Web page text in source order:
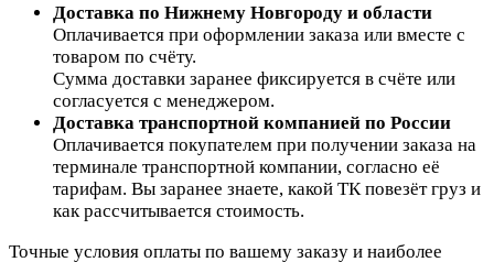
Доставка по Нижнему Новгороду и области
Оплачивается при оформлении заказа или вместе с
товаром по счёту.
Сумма доставки заранее фиксируется в счёте или
согласуется с менеджером.
Доставка транспортной компанией по России
Оплачивается покупателем при получении заказа на
терминале транспортной компании, согласно её
тарифам. Вы заранее знаете, какой ТК повезёт груз и
как рассчитывается стоимость.
Точные условия оплаты по вашему заказу и наиболее